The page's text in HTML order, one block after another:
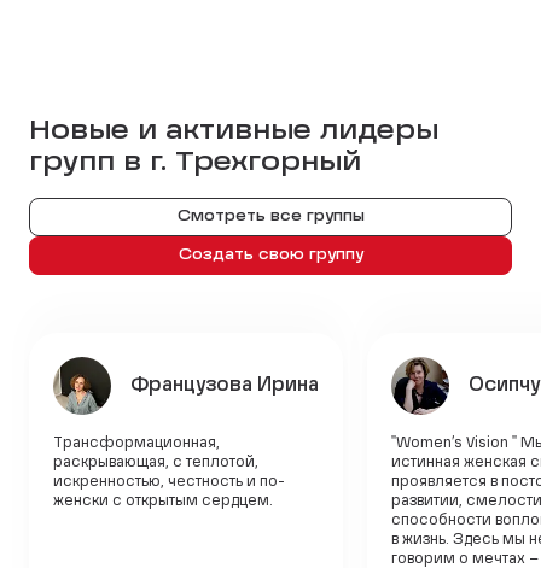
Новые и активные лидеры
групп в г. Трехгорный
Смотреть все группы
Создать свою группу
Французова Ирина
Трансформационная,
раскрывающая, с теплотой,
искренностью, честность и по-
женски с открытым сердцем.
"Women’s Vision "
истинная женская
проявляется в
развитии, смелости
способности
в жизнь. Здесь мы
говорим о мечтах